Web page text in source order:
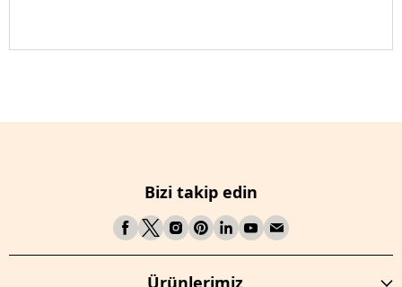
Bizi takip edin
Ürünlerimiz